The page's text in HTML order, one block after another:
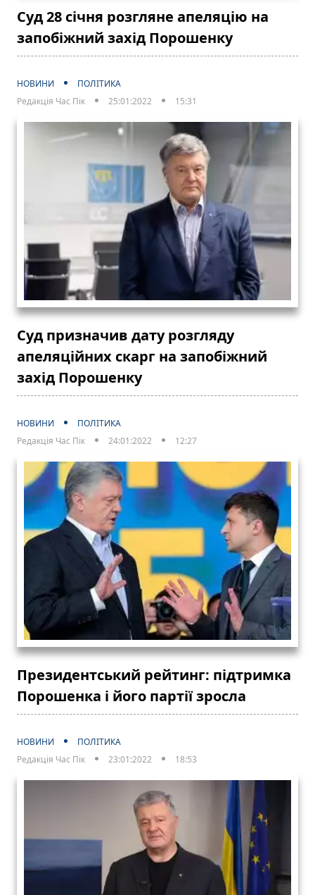
Суд 28 січня розгляне апеляцію на
запобіжний захід Порошенку
НОВИНИ
ПОЛІТИКА
Редакція Час Пік
25:01:2022 15:31
Суд призначив дату розгляду
апеляційних скарг на запобіжний
захід Порошенку
НОВИНИ
ПОЛІТИКА
Редакція Час Пік
24:01:2022 12:27
Президентський рейтинг: підтримка
Порошенка і його партії зросла
НОВИНИ
ПОЛІТИКА
Редакція Час Пік
23:01:2022 18:53